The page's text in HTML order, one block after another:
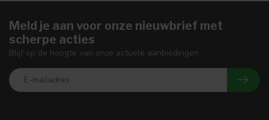
Meld je aan voor onze nieuwbrief met
scherpe acties
Blijf op de hoogte van onze actuele aanbiedingen